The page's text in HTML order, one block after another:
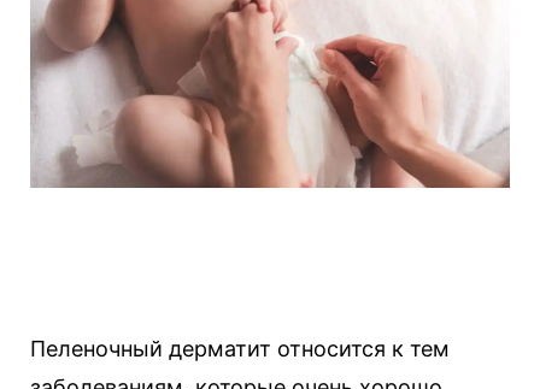
Пеленочный дерматит относится к тем